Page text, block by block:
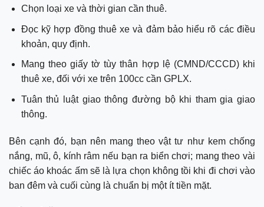
Chọn loại xe và thời gian cần thuê.
Đọc kỹ hợp đồng thuê xe và đảm bảo hiểu rõ các điều
khoản, quy định.
Mang theo giấy tờ tùy thân hợp lệ (CMND/CCCD) khi
thuê xe, đối với xe trên 100cc cần GPLX.
Tuân thủ luật giao thông đường bộ khi tham gia giao
thông.
Bên cạnh đó, bạn nên mang theo vật tư như kem chống
nắng, mũ, ô, kính râm nếu bạn ra biển chơi; mang theo vài
chiếc áo khoác ấm sẽ là lựa chọn không tồi khi đi chơi vào
ban đêm và cuối cùng là chuẩn bị một ít tiền mặt.